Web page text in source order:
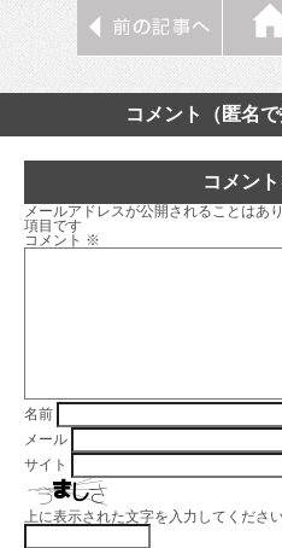
コメント（匿名で
コメン
メールアドレスが公開されることはあり
項目です
コメント ※
名前
メール
サイト
上に表示された文字を入力してください